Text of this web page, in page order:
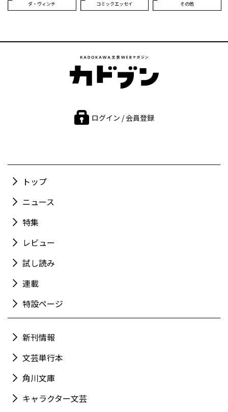
ダ・ヴィンチ コミックエッセイ その他
ログイン / 会員登録
トップ
ニュース
特集
レビュー
試し読み
連載
特設ページ
新刊情報
文芸単行本
角川文庫
キャラクター文芸